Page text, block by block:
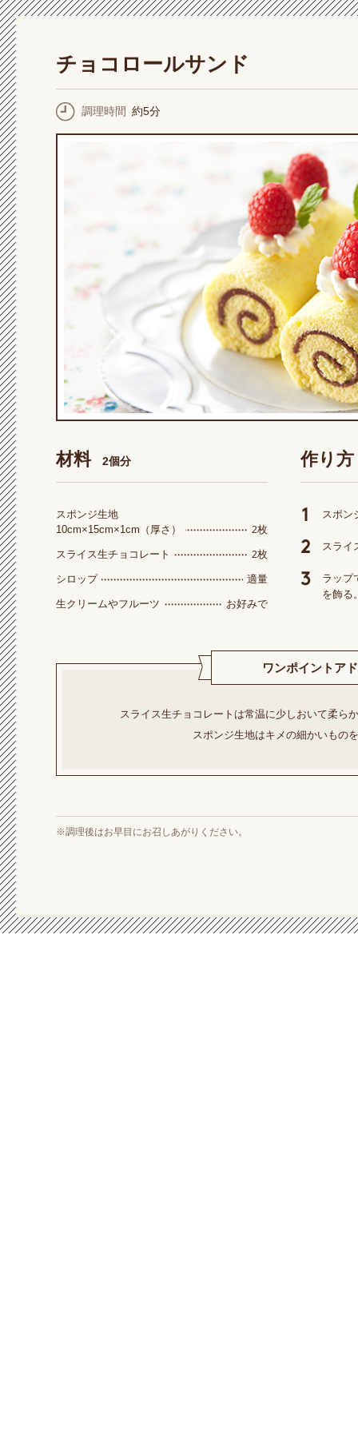
チョコロールサンド
調理時間 約5分
材料 2個分
スポンジ生地
10cm×15cm×1cm（厚さ）
2枚
スライス生チョコレート 2枚
シロップ 適量
生クリームやフルーツ お好みで
作り方
スポン
スライ
ラップ
を飾る
ワンポイントア
スライス生チョコレートは常温に少しおいて柔ら
スポンジ生地はキメの細かいもの
※調理後はお早目にお召しあがりください。